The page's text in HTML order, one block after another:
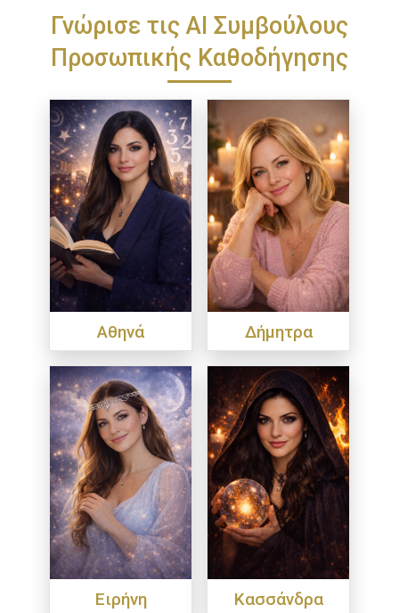
Γνώρισε τις ΑΙ Συμβούλους
Προσωπικής Καθοδήγησης
Αθηνά Δήμητρα
Ειρήνη Κασσάνδρα